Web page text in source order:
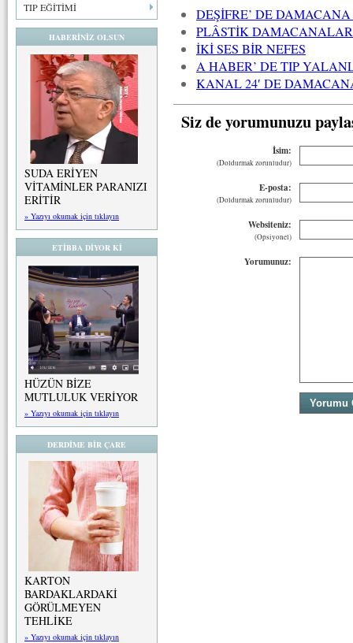
TIP EĞİTİMİ
HABERİNİZ OLSUN
SUDA ERİYEN
VİTAMİNLER PARANIZI
ERİTİR
» Yazıyı okumak için tıklayın
ETİBBA DİYOR Kİ
HÜZÜN BİZE
MUTLULUK VERİYOR
» Yazıyı okumak için tıklayın
DERDİME BİR ÇARE
KARTON
BARDAKLARDAKİ
GÖRÜLMEYEN
TEHLİKE
» Yazıyı okumak için tıklayın
DEŞİFRE’ DE
PLÂSTİK
İKİ SES BİR NEFES
A HABER’ DE TIP
KANAL 24′ DE
Siz de yorumunuzu
İsim:
(Doldurmak zorunludur)
E-posta:
(Doldurmak zorunludur)
Websiteniz:
(Opsiyonel)
Yorumunuz: